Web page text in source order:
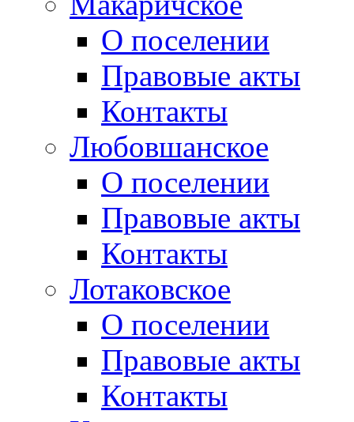
О поселении
Правовые акты
Контакты
Любовшанское
О поселении
Правовые акты
Контакты
Лотаковское
О поселении
Правовые акты
Контакты